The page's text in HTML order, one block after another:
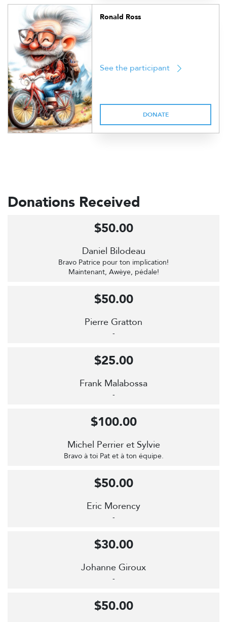
Ronald Ross
See the participant
DONATE
Donations Received
Daniel Bilodeau
Bravo Patrice pour ton implication!
Maintenant, Awèye, pédale!
$50.00
Pierre Gratton
-
$50.00
Frank Malabossa
-
$25.00
Michel Perrier et Sylvie
Bravo à toi Pat et à ton équipe.
$100.00
Eric Morency
-
$50.00
Johanne Giroux
-
$30.00
$50.00